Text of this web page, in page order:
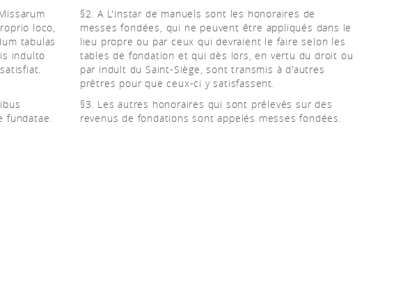
loco,
tabulas
indulto
§2. A L'instar de manuels sont les honoraires de
messes fondées, qui ne peuvent être appliqués dans le
lieu propre ou par ceux qui devraient le faire selon les
tables de fondation et qui dès lors, en vertu du droit ou
par indult du Saint-Siège, sont transmis à d'autres
prêtres pour que ceux-ci y satisfassent.
fundatae.
§3. Les autres honoraires qui sont prélevés sur des
revenus de fondations sont appelés messes fondées.